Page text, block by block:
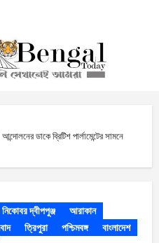
ডাকে ব্রিটিশ পার্লামেন্টের সামনে
দ্বীপপুঞ্জ
আরাকান
ত্রিপুরা পশ্চিমবঙ্গ
বাংলাদেশ